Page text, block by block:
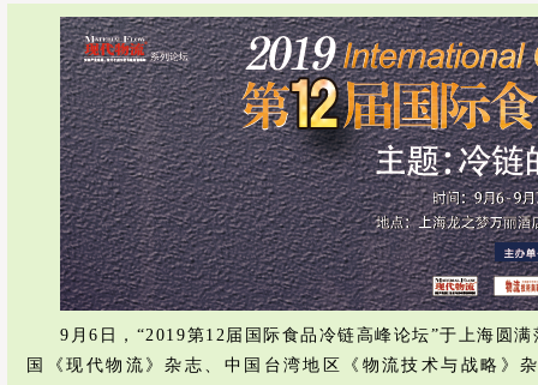
9月6日，“2019第12届国际食品冷链高峰论坛”于上海圆
国《现代物流》杂志、中国台湾地区《物流技术与战略》